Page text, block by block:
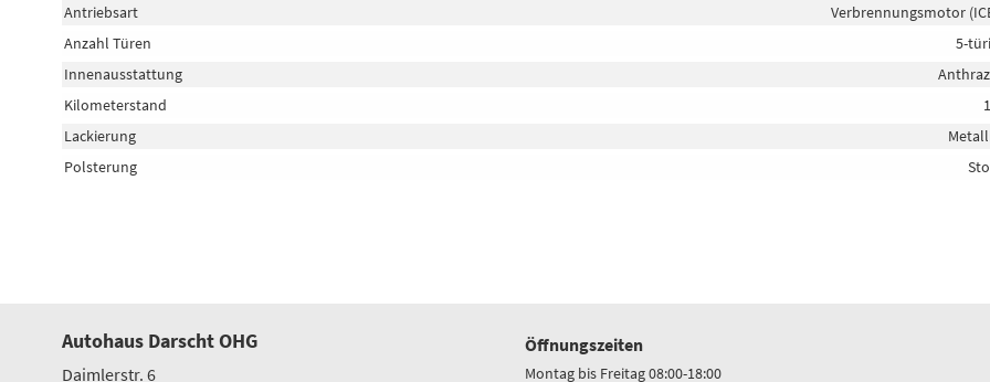
Antriebsart
Verbrennungsmotor
Anzahl Türen
5-
Innenausstattung
Kilometerstand
Lackierung
Polsterung
Autohaus Darscht OHG
Daimlerstr. 6
Öffnungszeiten
Montag bis Freitag 08:00-18:00